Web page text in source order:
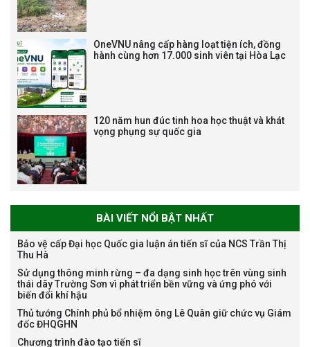
Bảo vệ luận án tiến sĩ của NCS
bổng Nagao tại Việt Nam năm
học 2026-2027
OneVNU nâng cấp hàng loạt tiện ích, đồng
hành cùng hơn 17.000 sinh viên tại Hòa Lạc
120 năm hun đúc tinh hoa học thuật và khát
vọng phụng sự quốc gia
BÀI VIẾT NỔI BẬT NHẤT
Bảo vệ cấp Đại học Quốc gia luận án tiến sĩ của NCS Trần Thị
Thu Hà
Sử dụng thông minh rừng – đa dạng sinh học trên vùng sinh
thái dãy Trường Sơn vì phát triển bền vững và ứng phó với
biến đổi khí hậu
Thủ tướng Chính phủ bổ nhiệm ông Lê Quân giữ chức vụ Giám
đốc ĐHQGHN
Chương trình đào tạo tiến sĩ